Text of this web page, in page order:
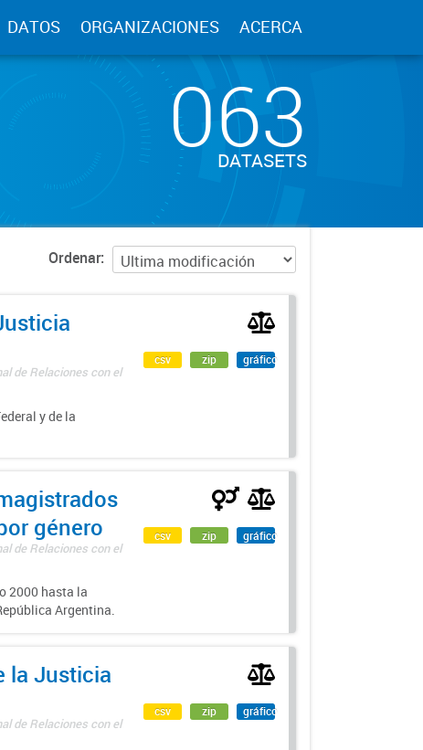
DATOS ORGANIZACIONES ACERCA
063
DATASETS
Ordenar
de Relaciones con el
y de la
csv zip gráfico
género
de Relaciones con el
2000 hasta la
Argentina.
csv zip gráfico
la Justicia
de Relaciones con el
csv zip gráfico